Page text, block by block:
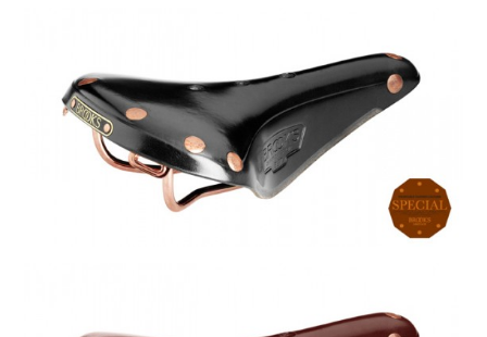
FLAMEbike限定車
FUJI（フジ）
GIOS（ジオス）
KUWAHARA（クワハラ）
option & parts
カスタム ペイント
マルイのかわいいキャップ